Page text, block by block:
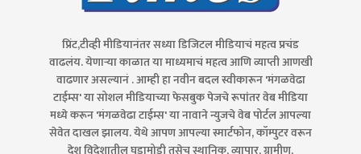
प्रिंट,टीव्ही मीडियानंतर सध्या डिजिटल मीडियाचं महत्व प्रचंड
वाढलंय. येणाऱ्या काळात या माध्यमाचं महत्व आणि व्याप्ती आणखी
वाढणार असल्यानं . आम्ही हा नवीन बदल स्वीकारून 'मंगळवेढा
टाईम्स' या सोशल मीडियाच्या फेसबुक पेजचे रूपांतर वेब मीडिया
मध्ये करून 'मंगळवेढा टाईम्स' या नावाने न्युजचे वेब पोर्टल आपल्या
सेवेत दाखल झालय. येथे आपण आपल्या स्मार्टफोन, कॉम्पुटर वरून